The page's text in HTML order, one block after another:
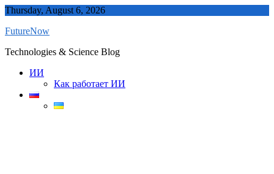
Skip
content
Thursday, August 6, 2026
FutureNow
Technologies & Science Blog
ИИ
Как работает ИИ